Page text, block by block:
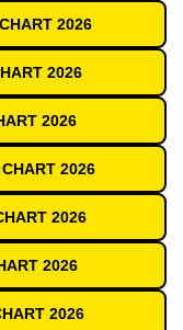
2026
2026
2026
2026
2026
2026
2026